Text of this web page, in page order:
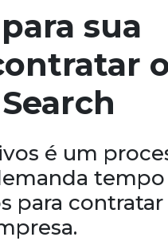
sua
é um
tempo
para